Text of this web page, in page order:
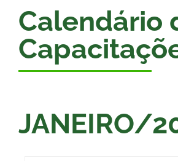
Calendário
JANEIRO/